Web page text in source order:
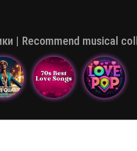
| Recommend musical